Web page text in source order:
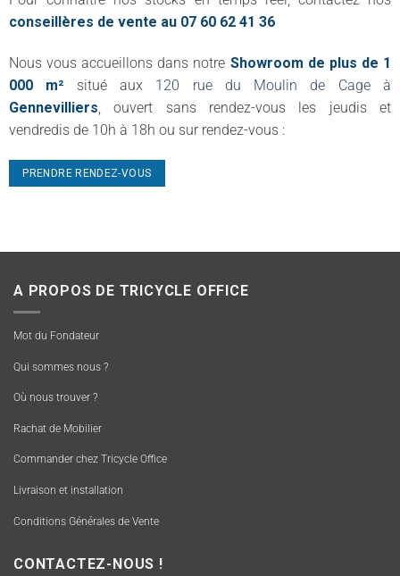
conseillères de vente au 07 60 62 41 36
Nous vous accueillons dans notre Showroom de plus de 1
000 m² situé aux 120 rue du Moulin de Cage à
Gennevilliers, ouvert sans rendez-vous les jeudis et
vendredis de 10h à 18h ou sur rendez-vous :
PRENDRE RENDEZ-VOUS
A PROPOS DE TRICYCLE OFFICE
Mot du Fondateur
Qui sommes nous ?
Où nous trouver ?
Rachat de Mobilier
Commander chez Tricycle Office
Livraison et installation
Conditions Générales de Vente
CONTACTEZ-NOUS !